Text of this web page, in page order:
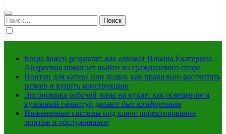
Найти:
Когда важен результат: как адвокат Ильина Екатерина
Андреевна помогает выйти из гражданского спора
Понтон для катера или лодки: как правильно рассчитать
размер и купить конструкцию
Эргономика рабочей зоны на кухне: как освещение и
кухонный гарнитур делают быт комфортным
Инженерные системы под ключ: проектирование,
монтаж и обслуживание